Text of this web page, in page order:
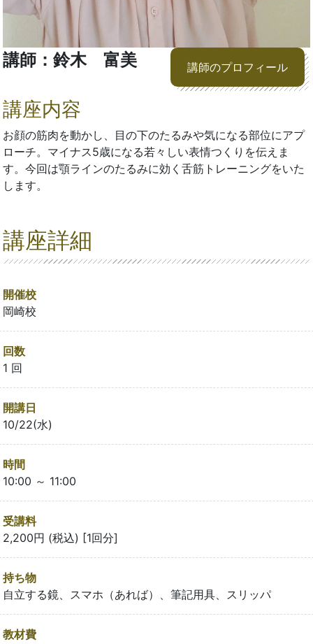
講師：鈴木 富美 講師のプロフィール
講座内容
お顔の筋肉を動かし、目の下のたるみや気になる部位にアプ
ローチ。マイナス5歳になる若々しい表情つくりを伝えま
す。今回は顎ラインのたるみに効く舌筋トレーニングをいた
します。
講座詳細
開催校
岡崎校
回数
1 回
開講日
10/22(水)
時間
10:00 ～ 11:00
受講料
2,200円 (税込) [1回分]
持ち物
自立する鏡、スマホ（あれば）、筆記用具、スリッパ
教材費